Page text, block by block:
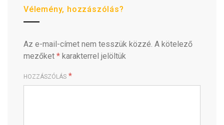
Vélemény, hozzászólás?
Az e-mail-címet nem tesszük közzé. A kötelező
mezőket * karakterrel jelöltük
HOZZÁSZÓLÁS *